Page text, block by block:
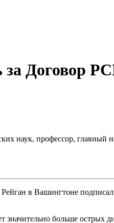
за Договор
наук, профессор,
Рейган в Вашингтоне
больше